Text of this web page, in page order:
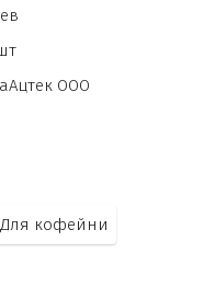
виде (пальмовое
фруктозный
ООО
Для кофейни